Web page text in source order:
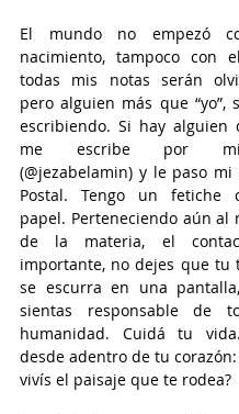
El mundo no empezó
nacimiento, tampoco con
todas mis notas serán
pero alguien más que “yo”,
escribiendo. Si hay alguien
me escribe por
(@jezabelamin) y le paso mi
Postal. Tengo un fetiche
papel. Perteneciendo aún al
de la materia, el
importante, no dejes que tu
se escurra en una
sientas responsable de
humanidad. Cuidá tu
desde adentro de tu corazón:
vivís el paisaje que te rodea?